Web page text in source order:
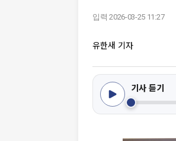
입력 2026-03-25 11:27
유한새 기자
기사 듣기